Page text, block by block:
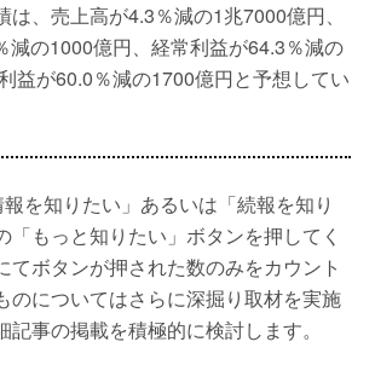
は、売上高が4.3％減の1兆7000億円、
減の1000億円、経常利益が64.3％減の
益が60.0％減の1700億円と予想してい
を知りたい」あるいは「続報を知り
「もっと知りたい」ボタンを押してく
てボタンが押された数のみをカウント
のについてはさらに深掘り取材を実施
記事の掲載を積極的に検討します。